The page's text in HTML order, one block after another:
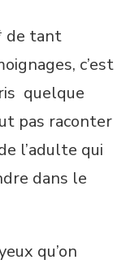
de tant
c’est
quelque
pas raconter
l’adulte qui
dans le
qu’on